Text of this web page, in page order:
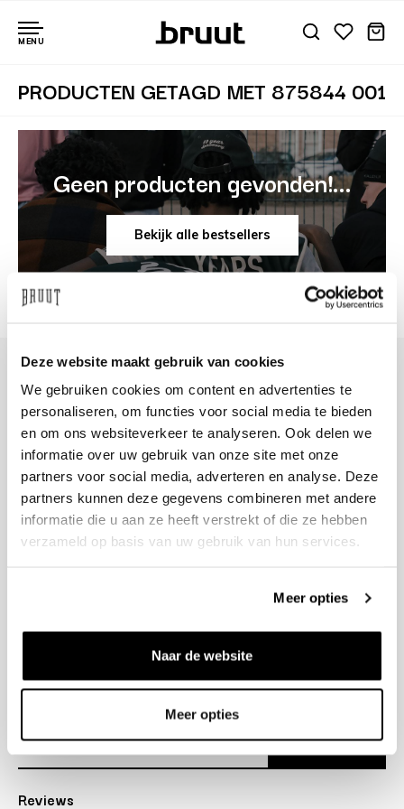
Deze website maakt gebruik van cookies
We gebruiken cookies om content en advertenties te
personaliseren, om functies voor social media te bieden
en om ons websiteverkeer te analyseren. Ook delen we
informatie over uw gebruik van onze site met onze
partners voor social media, adverteren en analyse. Deze
partners kunnen deze gegevens combineren met andere
informatie die u aan ze heeft verstrekt of die ze hebben
verzameld op basis van uw gebruik van hun services.
Meer opties
Naar de website
Meer opties
MENU
PRODUCTEN GETAGD MET 875844 001
Geen producten gevonden!...
Bekijk alle bestsellers
+31 23 205 2006
info@bruut.nl
Contact Formulier
Open 11:00 - 18:30
OPENINGSTIJDEN
Over ons
Reviews